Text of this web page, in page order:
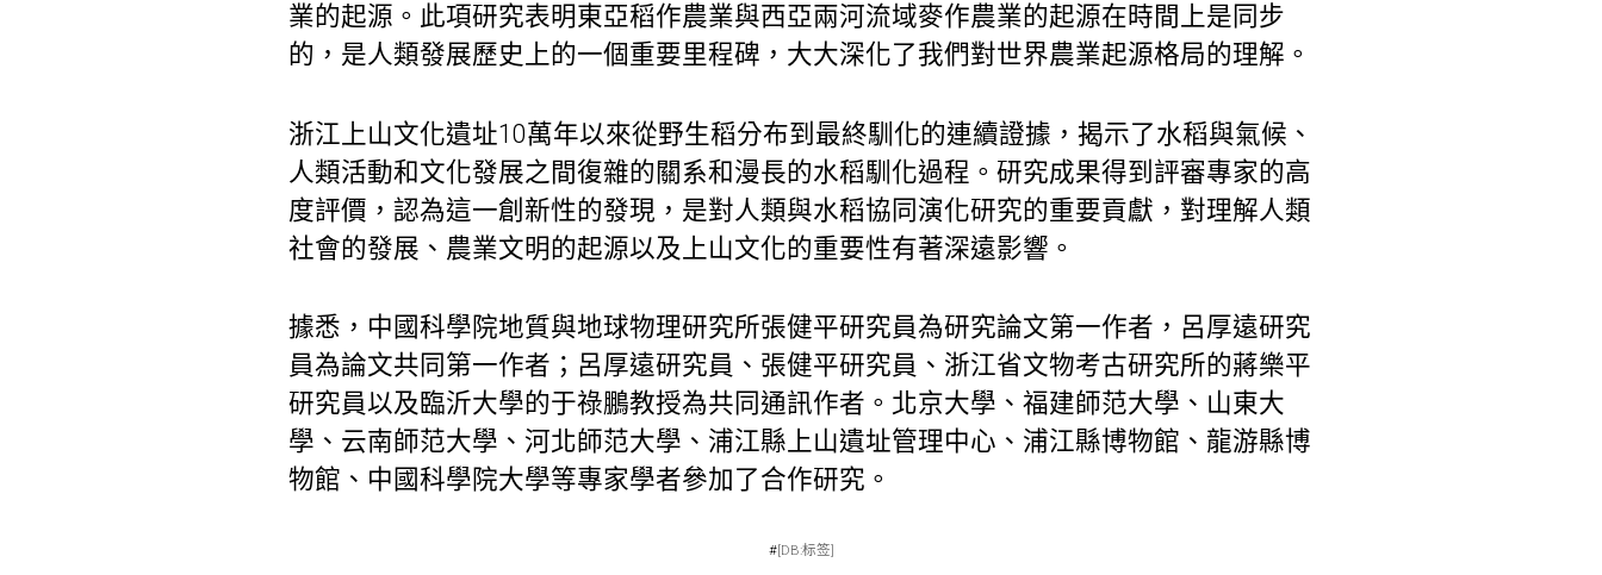
業的起源。此項研究表明東亞稻作農業與西亞兩河流域麥作農業的起源在時間上是同步
的，是人類發展歷史上的一個重要里程碑，大大深化了我們對世界農業起源格局的理解。
浙江上山文化遺址10萬年以來從野生稻分布到最終馴化的連續證據，揭示了水稻與氣候、
人類活動和文化發展之間復雜的關系和漫長的水稻馴化過程。研究成果得到評審專家的高
度評價，認為這一創新性的發現，是對人類與水稻協同演化研究的重要貢獻，對理解人類
社會的發展、農業文明的起源以及上山文化的重要性有著深遠影響。
據悉，中國科學院地質與地球物理研究所張健平研究員為研究論文第一作者，呂厚遠研究
員為論文共同第一作者；呂厚遠研究員、張健平研究員、浙江省文物考古研究所的蔣樂平
研究員以及臨沂大學的于祿鵬教授為共同通訊作者。北京大學、福建師范大學、山東大
學、云南師范大學、河北師范大學、浦江縣上山遺址管理中心、浦江縣博物館、龍游縣博
物館、中國科學院大學等專家學者參加了合作研究。
#[DB:标签]